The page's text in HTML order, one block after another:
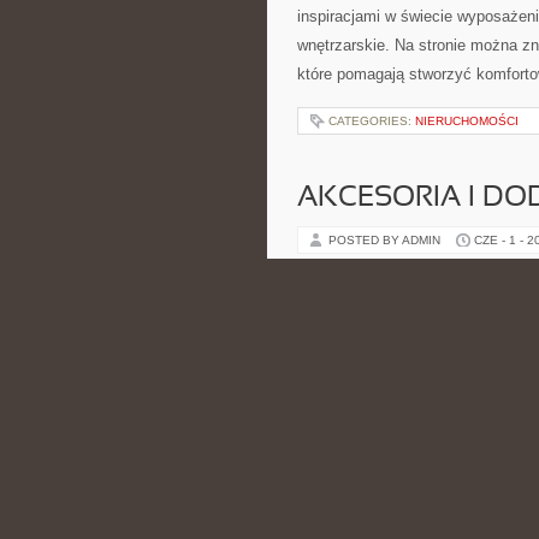
inspiracjami w świecie
wnętrzarskie. Na stronie można
które pomagają stworzyć
CATEGORIES: NIERUCHOMOŚCI
AKCESORIA I
POSTED BY ADMIN CZE - 1 -